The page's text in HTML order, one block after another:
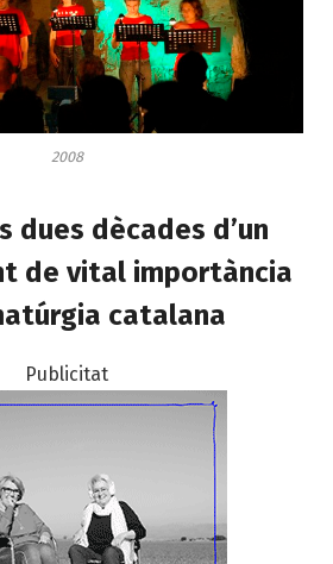
2008
dues dècades d’un
de vital importància
catalana
Publicitat